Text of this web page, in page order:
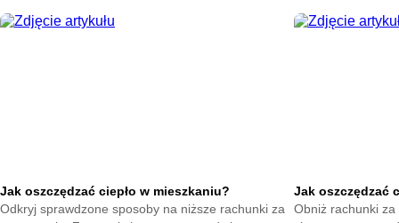
Jak oszczędzać ciepło w mieszkaniu?
Odkryj sprawdzone sposoby na niższe rachunki za
Jak oszczędzać
Obniż rachunki